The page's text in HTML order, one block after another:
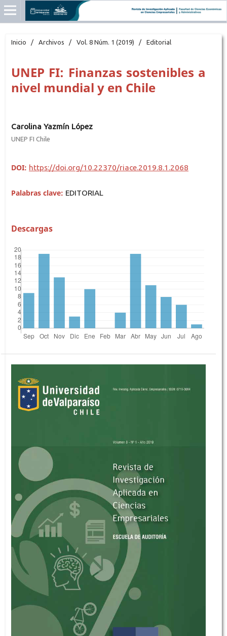
Inicio / Archivos / Vol. 8 Núm. 1 (2019) / Editorial
UNEP FI: Finanzas sostenibles a
nivel mundial y en Chile
Carolina Yazmín López
UNEP FI Chile
DOI: https://doi.org/10.22370/riace.2019.8.1.2068
Palabras clave: EDITORIAL
Descargas